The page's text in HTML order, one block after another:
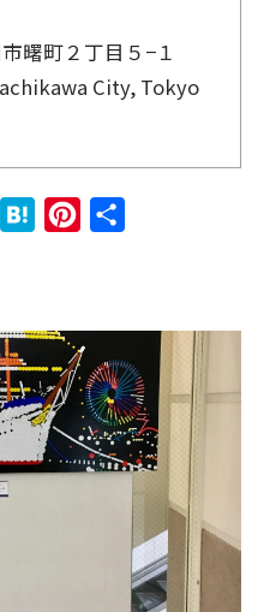
曙町２丁目５−１
City, Tokyo
Line
Hate
Pinte